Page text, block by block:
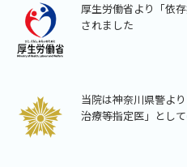
厚生労働省より「依
されました
当院は神奈川県警よ
治療等指定医」とし